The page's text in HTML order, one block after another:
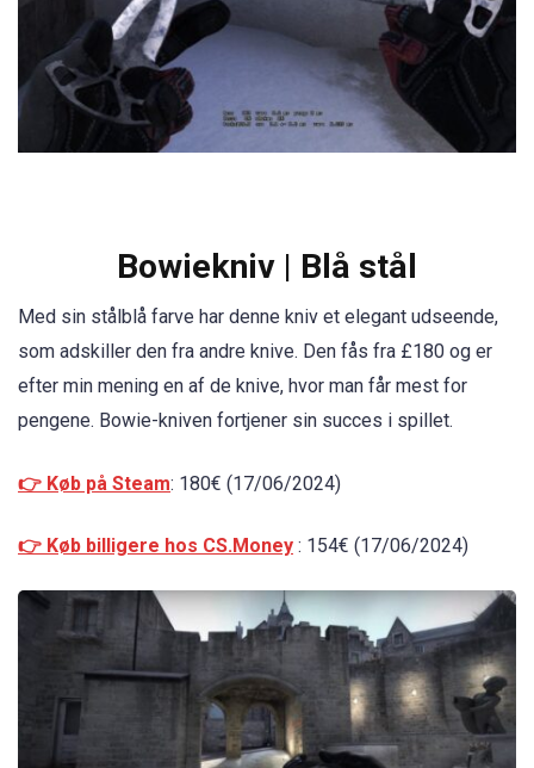
Bowiekniv | Blå stål
Med sin stålblå farve har denne kniv et elegant udseende,
som adskiller den fra andre knive. Den fås fra £180 og er
efter min mening en af de knive, hvor man får mest for
pengene. Bowie-kniven fortjener sin succes i spillet.
👉 Køb på Steam: 180€ (17/06/2024)
👉 Køb billigere hos CS.Money : 154€ (17/06/2024)